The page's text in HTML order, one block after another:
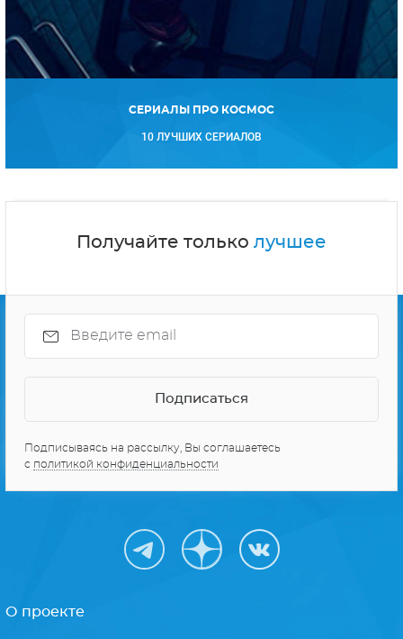
СЕРИАЛЫ ПРО КОСМОС
10 ЛУЧШИХ СЕРИАЛОВ
Получайте только лучшее
Подписываясь на рассылку, Вы соглашаетесь
с политикой конфиденциальности
О проекте